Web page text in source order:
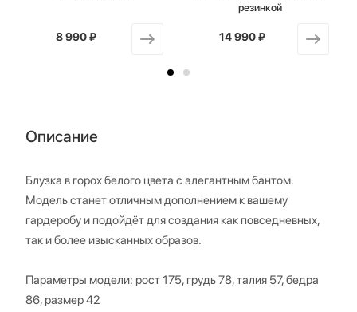
от
8 990 ₽
резинкой
от
14 990 ₽
Описание
Блузка в горох белого цвета с элегантным бантом.
Модель станет отличным дополнением к вашему
гардеробу и подойдёт для создания как повседневных,
так и более изысканных образов.
Параметры модели: рост 175, грудь 78, талия 57, бедра
86, размер 42